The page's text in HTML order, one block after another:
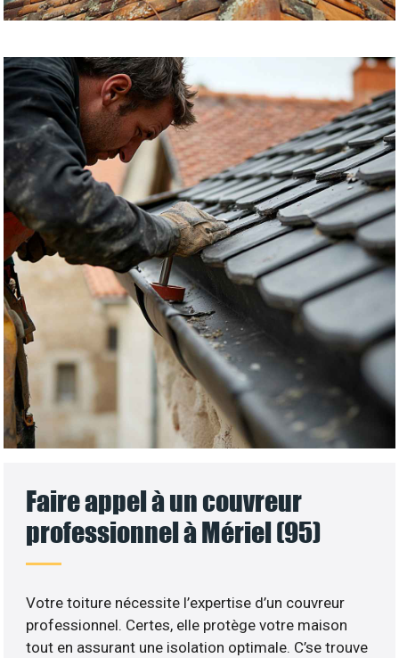
Faire appel à un couvreur
professionnel à Mériel (95)
Votre toiture nécessite l’expertise d’un couvreur
professionnel. Certes, elle protège votre maison
tout en assurant une isolation optimale. C’se trouve